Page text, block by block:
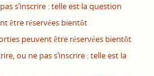
s’inscrire : telle est la question
être réservées bientôt
peuvent être réservées bientôt
ou ne pas s’inscrire : telle est la